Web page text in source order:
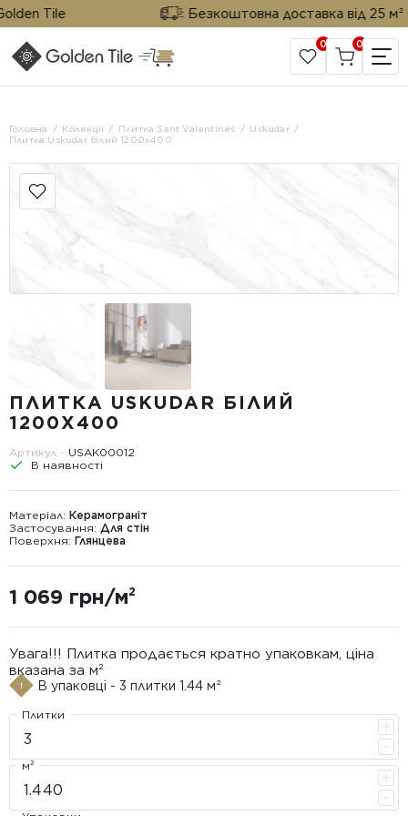
Tile Безкоштовна доставка від 25 м²
САЙТ КОМПАНІЇ
0 0
Головна Колекції Плитка Sant Valentines
Uskudar
Плитка Uskudar білий 1200x400
ПЛИТКА USKUDAR БІЛИЙ
1200X400
Артикул - USAK00012
В наявності
Матеріал: Керамограніт
Застосування: Для стін
Поверхня: Глянцева
1 069 грн/м²
Увага!!! Плитка продається кратно упаковкам, ціна
вказана за м²
В упаковці - 3 плитки 1.44 м²
Плитки
м²